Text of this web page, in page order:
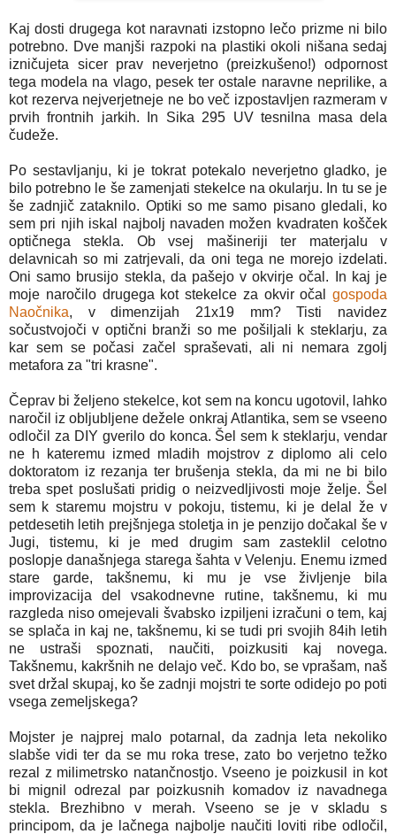
Kaj dosti drugega kot naravnati izstopno lečo prizme ni bilo
potrebno. Dve manjši razpoki na plastiki okoli nišana sedaj
izničujeta sicer prav neverjetno (preizkušeno!) odpornost
tega modela na vlago, pesek ter ostale naravne neprilike, a
kot rezerva nejverjetneje ne bo več izpostavljen razmeram v
prvih frontnih jarkih. In Sika 295 UV tesnilna masa dela
čudeže.
Po sestavljanju, ki je tokrat potekalo neverjetno gladko, je
bilo potrebno le še zamenjati stekelce na okularju. In tu se je
še zadnjič zataknilo. Optiki so me samo pisano gledali, ko
sem pri njih iskal najbolj navaden možen kvadraten košček
optičnega stekla. Ob vsej mašineriji ter materjalu v
delavnicah so mi zatrjevali, da oni tega ne morejo izdelati.
Oni samo brusijo stekla, da pašejo v okvirje očal. In kaj je
moje naročilo drugega kot stekelce za okvir očal gospoda
Naočnika, v dimenzijah 21x19 mm? Tisti navidez
sočustvojoči v optični branži so me pošiljali k steklarju, za
kar sem se počasi začel spraševati, ali ni nemara zgolj
metafora za "tri krasne".
Čeprav bi željeno stekelce, kot sem na koncu ugotovil, lahko
naročil iz obljubljene dežele onkraj Atlantika, sem se vseeno
odločil za DIY gverilo do konca. Šel sem k steklarju, vendar
ne h kateremu izmed mladih mojstrov z diplomo ali celo
doktoratom iz rezanja ter brušenja stekla, da mi ne bi bilo
treba spet poslušati pridig o neizvedljivosti moje želje. Šel
sem k staremu mojstru v pokoju, tistemu, ki je delal že v
petdesetih letih prejšnjega stoletja in je penzijo dočakal še v
Jugi, tistemu, ki je med drugim sam zasteklil celotno
poslopje današnjega starega šahta v Velenju. Enemu izmed
stare garde, takšnemu, ki mu je vse življenje bila
improvizacija del vsakodnevne rutine, takšnemu, ki mu
razgleda niso omejevali švabsko izpiljeni izračuni o tem, kaj
se splača in kaj ne, takšnemu, ki se tudi pri svojih 84ih letih
ne ustraši spoznati, naučiti, poizkusiti kaj novega.
Takšnemu, kakršnih ne delajo več. Kdo bo, se vprašam, naš
svet držal skupaj, ko še zadnji mojstri te sorte odidejo po poti
vsega zemeljskega?
Mojster je najprej malo potarnal, da zadnja leta nekoliko
slabše vidi ter da se mu roka trese, zato bo verjetno težko
rezal z milimetrsko natančnostjo. Vseeno je poizkusil in kot
bi mignil odrezal par poizkusnih komadov iz navadnega
stekla. Brezhibno v merah. Vseeno se je v skladu s
principom, da je lačnega najbolje naučiti loviti ribe odločil,